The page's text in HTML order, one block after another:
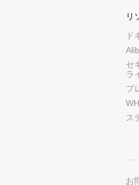
リ
ド
セ
ラ
プ
ス
お